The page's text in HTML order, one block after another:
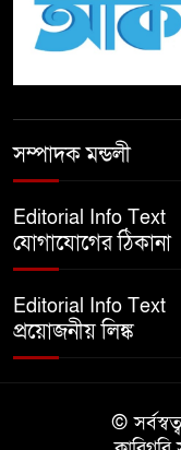
সম্পাদক মন্ডলী
Editorial Info Text
যোগাযোগের ঠিকানা
Editorial Info Text
প্রয়োজনীয় লিঙ্ক
©